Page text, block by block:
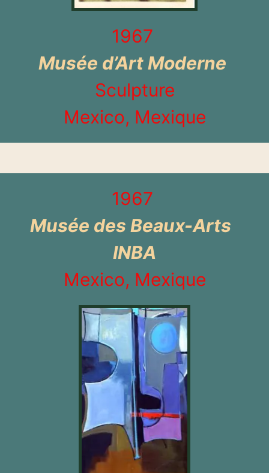
1967
Musée d’Art Moderne
Sculpture
Mexico, Mexique
1967
Musée des Beaux-Arts
INBA
Mexico, Mexique